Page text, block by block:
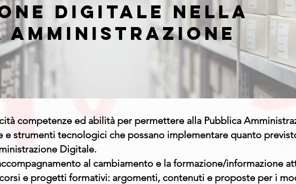
Digitale nella
amministrazione
competenze ed abilità per permettere alla Pubblica
strumenti tecnologici che possano implementare quanto
Digitale.
al cambiamento e la formazione/informazione
e progetti formativi: argomenti, contenuti e proposte per i